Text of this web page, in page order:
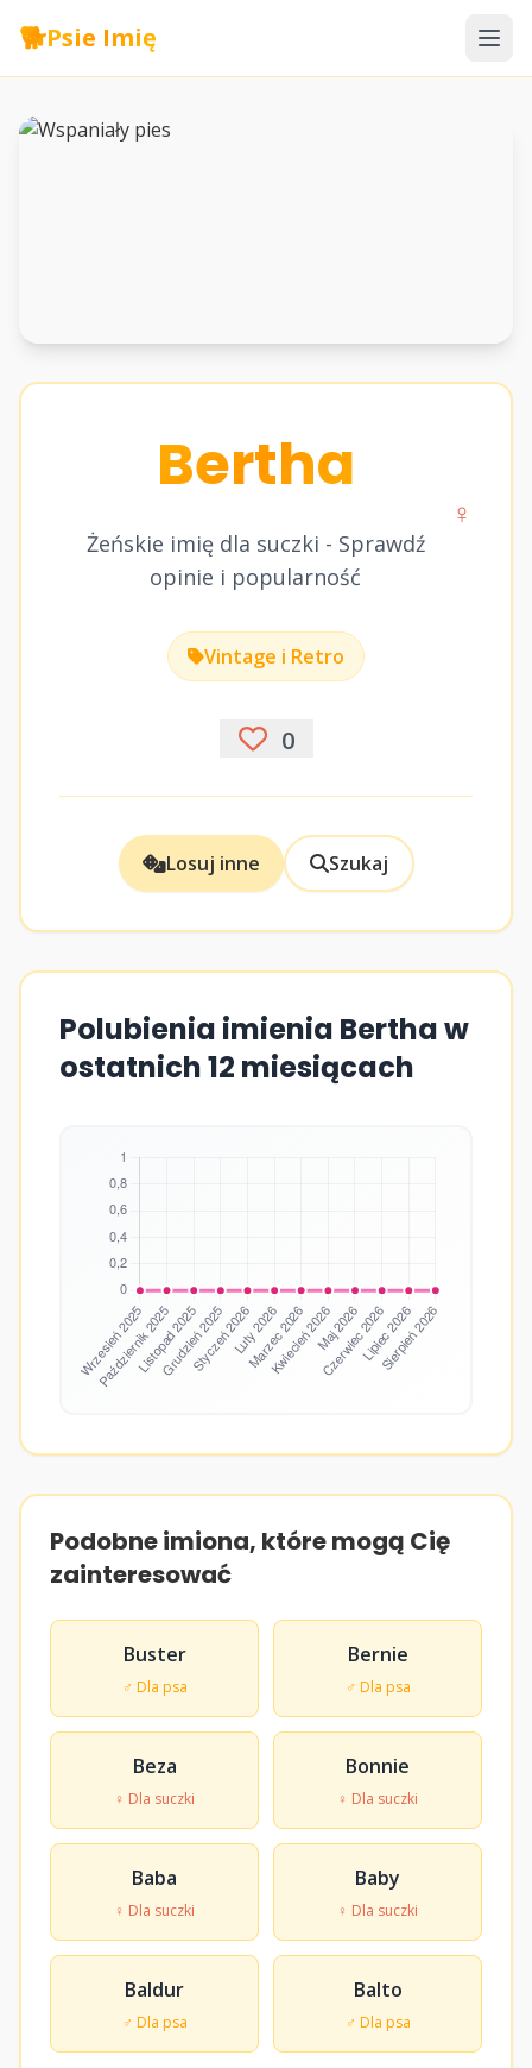
🐕Psie Imię
Bertha
Żeńskie imię dla suczki - Sprawdź
opinie i popularność
♀
Vintage i Retro
0
Losuj inne Szukaj
Polubienia imienia Bertha w
ostatnich 12 miesiącach
Podobne imiona, które mogą Cię
zainteresować
Buster
♂ Dla psa
Bernie
♂ Dla psa
Beza
♀ Dla suczki
Bonnie
♀ Dla suczki
Baba
♀ Dla suczki
Baby
♀ Dla suczki
Baldur
♂ Dla psa
Balto
♂ Dla psa